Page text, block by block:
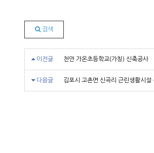
검색
이전글 천안 가온초등학교(가칭) 신축공사
다음글 김포시 고촌면 신곡리 근린생활시설